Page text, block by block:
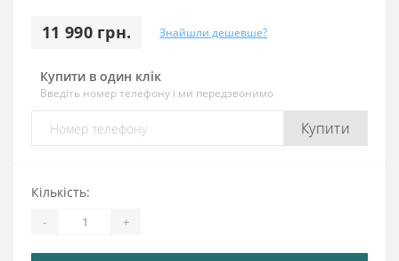
11 990 грн. Знайшли дешевше?
Купити в один клік
Введіть номер телефону і ми передзвонимо
Купити
Кількість:
- +